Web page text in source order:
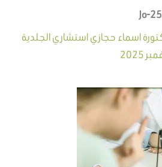
Jo-
اسماء حجازي استشاري الجلدية